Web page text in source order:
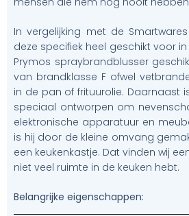
In vergelijking met de Smartwares
deze specifiek heel geschikt voor
Prymos spraybrandblusser
van brandklasse F ofwel
in de pan of frituurolie. Daarnaast
speciaal ontworpen om
elektronische apparatuur en
is hij door de kleine omvang
een keukenkastje. Dat vinden wij
niet veel ruimte in de keuken hebt.
Belangrijke eigenschappen: